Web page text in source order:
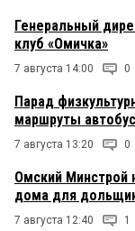
Генеральный
клуб «Омичка»
7 августа 14:00 0
Парад
маршруты
7 августа 13:20 0
Омский Минстрой
дома для
7 августа 12:40 1